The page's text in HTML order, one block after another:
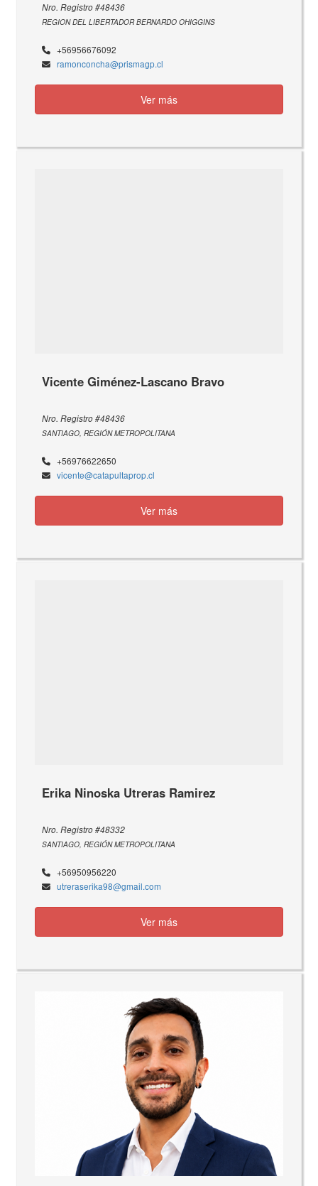
Nro. Registro #48436
REGION DEL LIBERTADOR BERNARDO OHIGGINS
+56956676092
ramonconcha@prismagp.cl
Ver más
Vicente Giménez-Lascano Bravo
Nro. Registro #48436
SANTIAGO, REGIÓN METROPOLITANA
+56976622650
vicente@catapultaprop.cl
Ver más
Erika Ninoska Utreras Ramirez
Nro. Registro #48332
SANTIAGO, REGIÓN METROPOLITANA
+56950956220
utreraserika98@gmail.com
Ver más